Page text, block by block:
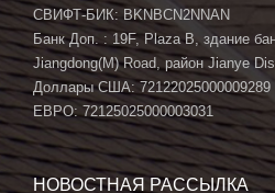
СВИФТ-БИК: BKNBCN2NNAN
Банк Доп. : 19F, Plaza B, здание
Jiangdong(M) Road, район Jianye
Доллары США: 72122025000009289
ЕВРО: 72125025000003031
НОВОСТНАЯ РАССЫЛКА